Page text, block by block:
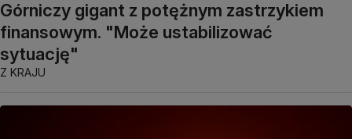
Górniczy gigant z potężnym zastrzykiem
finansowym. "Może ustabilizować
sytuację"
Z KRAJU